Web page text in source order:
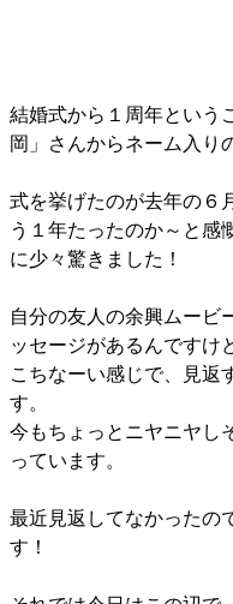
結婚式から１周年という
岡」さんからネーム入り
式を挙げたのが去年の６
う１年たったのか～と感
に少々驚きました！
自分の友人の余興ムービ
ッセージがあるんですけ
こちなーい感じで、見返
す。
今もちょっとニヤニヤし
っています。
最近見返してなかったの
す！